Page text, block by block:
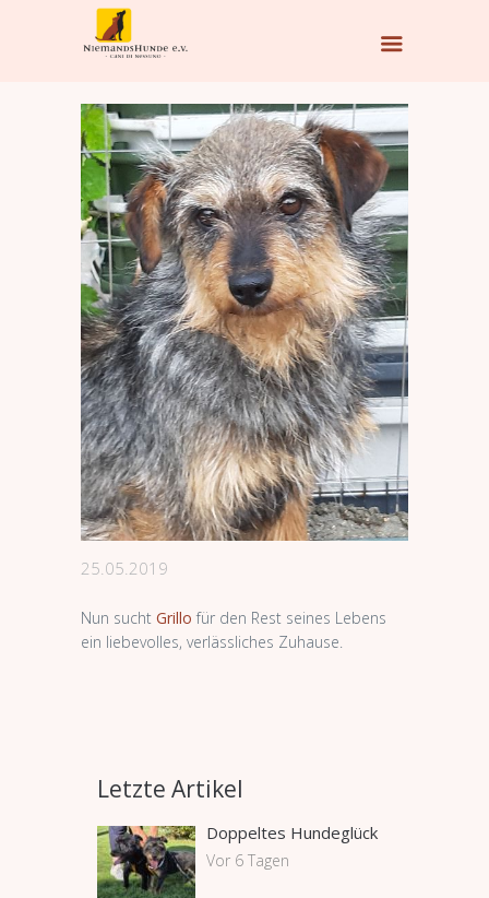
25.05.2019
Nun sucht Grillofür den Rest seines Lebens
ein liebevolles, verlässliches Zuhause.
Letzte Artikel
Doppeltes Hundeglück
Vor 6 Tagen